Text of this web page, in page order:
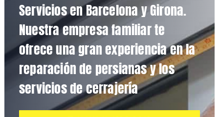
Servicios en Barcelona y Girona.
Nuestra empresa familiar te
ofrece una gran experiencia en la
reparación de persianas y los
servicios de cerrajería